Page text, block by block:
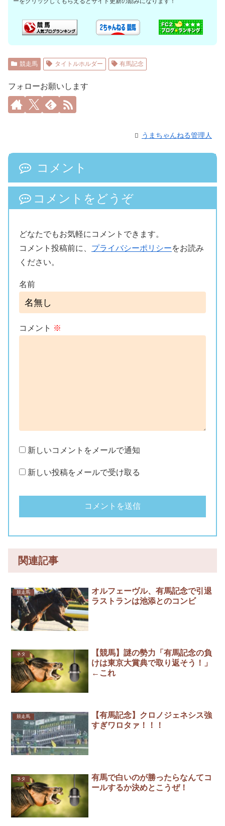
競走馬 タイトルホルダー 有馬記念
フォローお願いします
うまちゃんねる管理人
コメント
コメントをどうぞ
どなたでもお気軽にコメントできます。
コメント投稿前に、 プライバシーポリシーをお読み
ください。
名前
コメント ※
新しいコメントをメールで通知
新しい投稿をメールで受け取る
関連記事
競走馬
オルフェーヴル、有馬記念で引退
ラストランは池添とのコンビ
ネタ
【競馬】謎の勢力「有馬記念の負
けは東京大賞典で取り返そう！」
←これ
競走馬
【有馬記念】クロノジェネシス強
すぎワロタァ！！！
ネタ
有馬で白いのが勝ったらなんてコ
ールするか決めとこうぜ！